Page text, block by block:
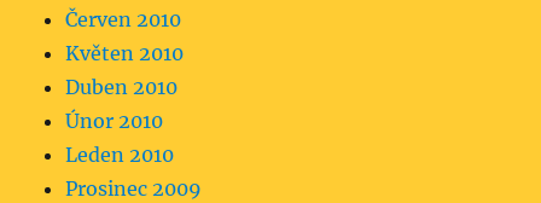
Červen 2010
Květen 2010
Duben 2010
Únor 2010
Leden 2010
Prosinec 2009